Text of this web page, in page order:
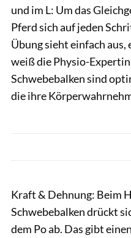
und im L: Um das
Pferd sich auf jeden
Übung sieht einfach
weiß die Physio-
Schwebebalken sind
die ihre
Kraft & Dehnung: Beim
Schwebebalken drückt
dem Po ab. Das gibt